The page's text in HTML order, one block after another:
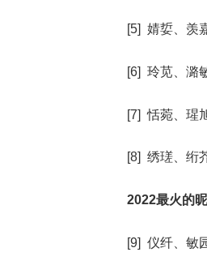
[5] 婧娎、羡
[6] 玲苋、潞
[7] 恬菀、瑆
[8] 绣瑳、绗
2022最火的
[9] 仪纤、敏